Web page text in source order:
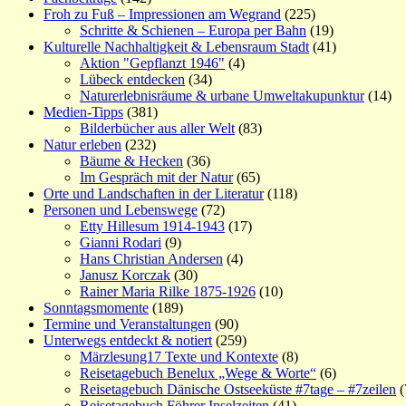
Froh zu Fuß – Impressionen am Wegrand (225)
Schritte & Schienen – Europa per Bahn (19)
Kulturelle Nachhaltigkeit & Lebensraum Stadt (41)
Aktion "Gepflanzt 1946" (4)
Lübeck entdecken (34)
Naturerlebnisräume & urbane Umweltakupunktur(14)
Medien-Tipps (381)
Bilderbücher aus aller Welt (83)
Natur erleben (232)
Bäume & Hecken (36)
Im Gespräch mit der Natur(65)
Orte und Landschaften in der Literatur(118)
Personen und Lebenswege (72)
Etty Hillesum 1914-1943 (17)
Gianni Rodari (9)
Hans Christian Andersen (4)
Janusz Korczak (30)
Rainer Maria Rilke 1875-1926 (10)
Sonntagsmomente (189)
Termine und Veranstaltungen (90)
Unterwegs entdeckt & notiert (259)
Märzlesung17 Texte und Kontexte (8)
Reisetagebuch Benelux „Wege & Worte“ (6)
Reisetagebuch Dänische Ostseeküste #7tage – #7zeilen